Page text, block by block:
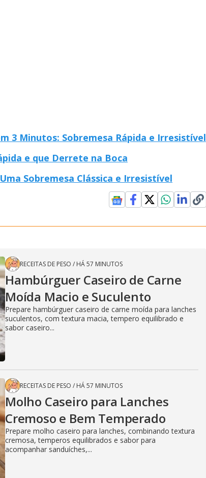
3 Minutos: Sobremesa Rápida e Irresistível
e que Derrete na Boca
Sobremesa Clássica e Irresistível
RECEITAS DE PESO / HÁ 57 MINUTOS
Hambúrguer Caseiro de Carne
Moída Macio e Suculento
Prepare hambúrguer caseiro de carne moída para lanches
suculentos, com textura macia, tempero equilibrado e
sabor caseiro...
RECEITAS DE PESO / HÁ 57 MINUTOS
Molho Caseiro para Lanches
Cremoso e Bem Temperado
Prepare molho caseiro para lanches, combinando textura
cremosa, temperos equilibrados e sabor para
acompanhar sanduíches,...